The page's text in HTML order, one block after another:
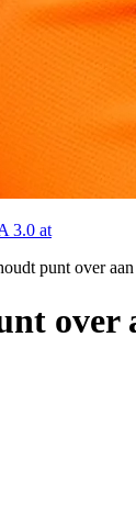
3.0 at
punt over
over